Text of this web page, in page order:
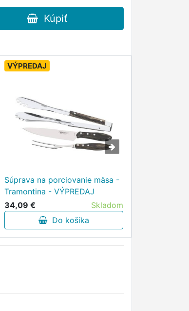
Kúpiť
VÝPREDAJ
Súprava na porciovanie mäsa -
Tramontina - VÝPREDAJ
34,09 €
Skladom
Do košíka